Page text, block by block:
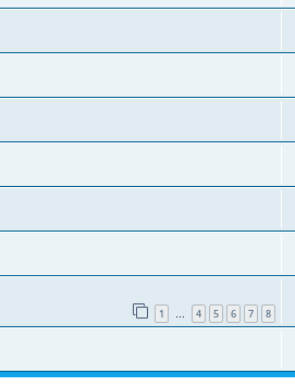
1 … 4 5 6 7 8